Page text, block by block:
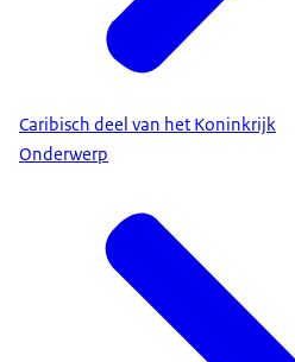
Caribisch deel van het Koninkrijk
Onderwerp